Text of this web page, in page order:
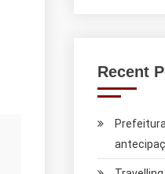
Recent